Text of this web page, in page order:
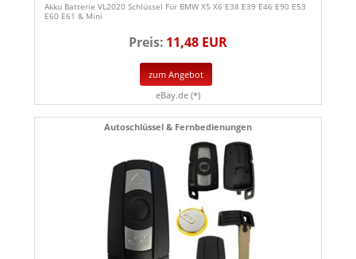
Akku Batterie VL2020 Schlüssel Für BMW X5 X6 E38 E39 E46 E90 E53
E60 E61 & Mini
Preis: 11,48 EUR
zum Angebot
eBay.de (*)
Autoschlüssel & Fernbedienungen